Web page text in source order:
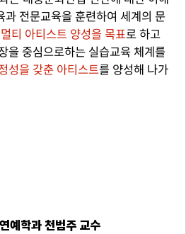
과 전문교육을 훈련하여 세계의 문
멀티 아티스트 양성을 목표로 하고
을 중심으로하는 실습교육 체계를
성을 갖춘 아티스트를 양성해 나가
예학과 천범주 교수